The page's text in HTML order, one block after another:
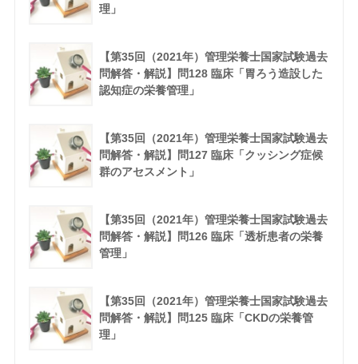
理」
【第35回（2021年）管理栄養士国家試験過去
問解答・解説】問128 臨床「胃ろう造設した
認知症の栄養管理」
【第35回（2021年）管理栄養士国家試験過去
問解答・解説】問127 臨床「クッシング症候
群のアセスメント」
【第35回（2021年）管理栄養士国家試験過去
問解答・解説】問126 臨床「透析患者の栄養
管理」
【第35回（2021年）管理栄養士国家試験過去
問解答・解説】問125 臨床「CKDの栄養管
理」